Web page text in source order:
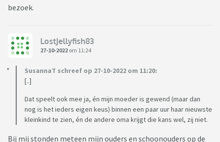
bezoek.
LostJellyfish83
27-10-2022 om 11:24
SusannaT schreef op 27-10-2022 om 11:20:
[..]
Dat speelt ook mee ja, én mijn moeder is gewend (maar dan
nog is het ieders eigen keus) binnen een paar uur haar nieuwste
kleinkind te zien, én de andere oma krijgt die kans wel, zij niet.
Bij mij stonden meteen mijn ouders en schoonouders op de